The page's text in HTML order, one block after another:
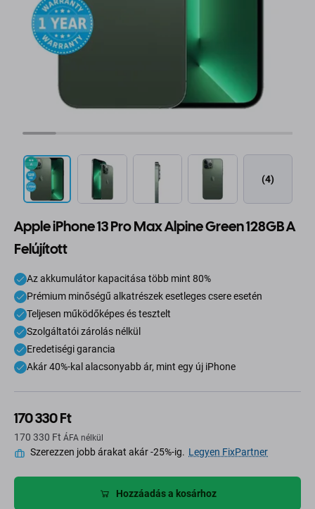
(4)
Apple iPhone 13 Pro Max Alpine Green 128GB A
Felújított
Az akkumulátor kapacitása több mint 80%
Prémium minőségű alkatrészek esetleges csere esetén
Teljesen működőképes és tesztelt
Szolgáltatói zárolás nélkül
Eredetiségi garancia
Akár 40%-kal alacsonyabb ár, mint egy új iPhone
170 330 Ft
170 330 Ft ÁFA nélkül
Szerezzen jobb árakat akár -25%-ig. Legyen FixPartner
Hozzáadás a kosárhoz